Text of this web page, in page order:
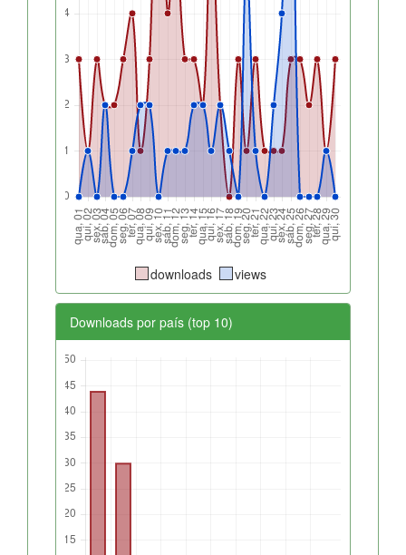
downloads views
Downloads por país (top 10)